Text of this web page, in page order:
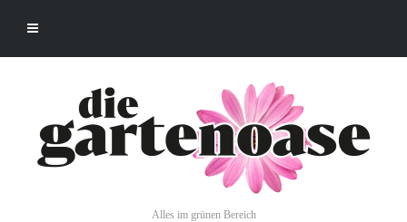
Alles im grünen Bereich